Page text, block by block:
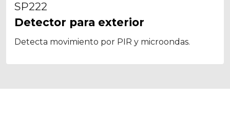
SP222
Detector para exterior
Detecta movimiento por PIR y microondas.